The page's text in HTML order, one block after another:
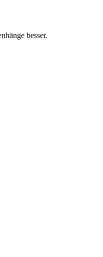
besser.